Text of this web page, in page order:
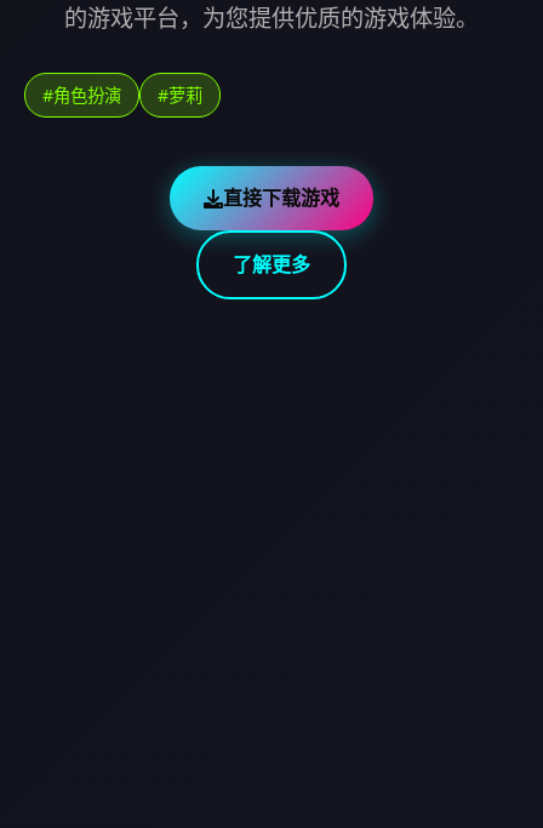
的游戏平台，为您提供优质的游戏体验。
#角色扮演 #萝莉
直接下载游戏
了解更多